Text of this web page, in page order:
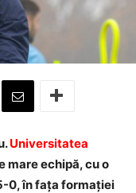
Universitatea
mare echipă, cu o
0, în fața formației